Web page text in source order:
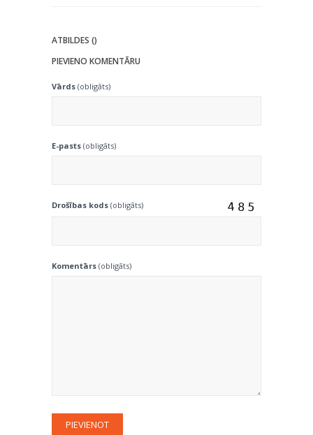
ATBILDES ()
PIEVIENO KOMENTĀRU
Vārds (obligāts)
E-pasts (obligāts)
Drošības kods (obligāts)
Komentārs (obligāts)